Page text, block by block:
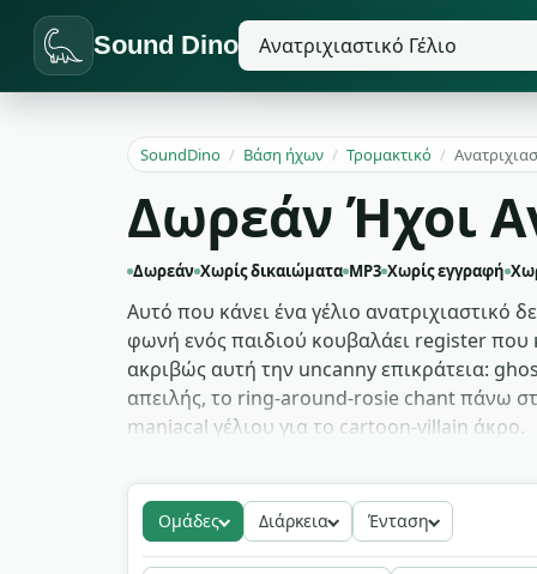
Sound Dino
SoundDino / Βάση ήχων / Τρομακτικό /
Δωρεάν Ήχοι
Δωρεάν Χωρίς δικαιώματα MP3 Χωρίς εγγραφή
Αυτό που κάνει ένα γέλιο
φωνή ενός παιδιού κουβαλάει register που
ακριβώς αυτή την uncanny επικράτεια:
απειλής, το ring-around-rosie chant πάνω
maniacal γέλιου για το cartoon-villain άκρο.
δουλεύουν first-person horror στρώνουν
διπλασιάζεται ως parody cue σε
δωρεάν για λήψη για κάθε horror project,
Ομάδες Διάρκεια Ένταση